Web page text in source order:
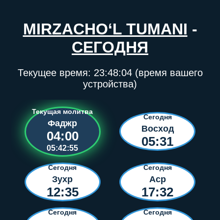
MIRZACHO‘L TUMANI -
СЕГОДНЯ
Текущее время: 23:48:04(время вашего
устройства)
Текущая молитва
Фаджр
04:00
05:42:55
Сегодня
Восход
05:31
Сегодня
Зухр
12:35
Сегодня
Аср
17:32
Сегодня Сегодня